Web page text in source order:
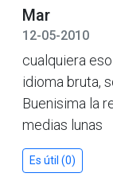
Mar
12-05-2010
cualquiera
idioma bruta,
Buenisima la
medias lunas
Es útil (0)